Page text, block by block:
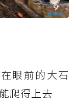
眼前的大石
爬得上去